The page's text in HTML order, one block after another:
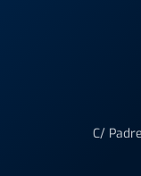
C/